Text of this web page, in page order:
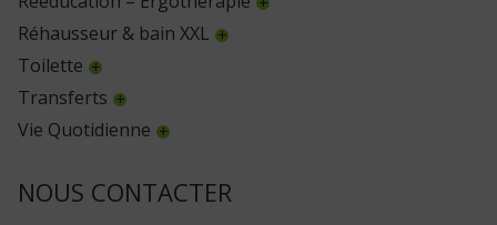
Réhausseur & bain XXL
Toilette
Transferts
Vie Quotidienne
NOUS CONTACTER